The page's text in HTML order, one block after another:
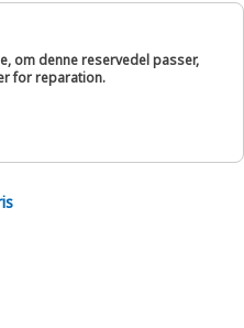
om denne reservedel passer,
for reparation.